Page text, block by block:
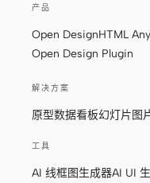
产品
Open DesignHTML
Open Design Plugin
解决方案
原型数据看板幻灯片图
工具
AI 线框图生成器AI UI